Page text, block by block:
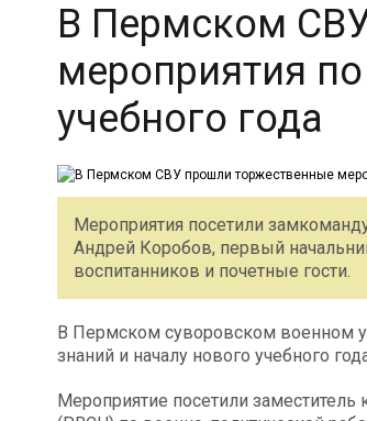
В Пермском
мероприятия
учебного года
Мероприятия посетили
Андрей Коробов, первый
воспитанников и почетные гости.
В Пермском суворовском военном
знаний и началу нового учебного
Мероприятие посетили